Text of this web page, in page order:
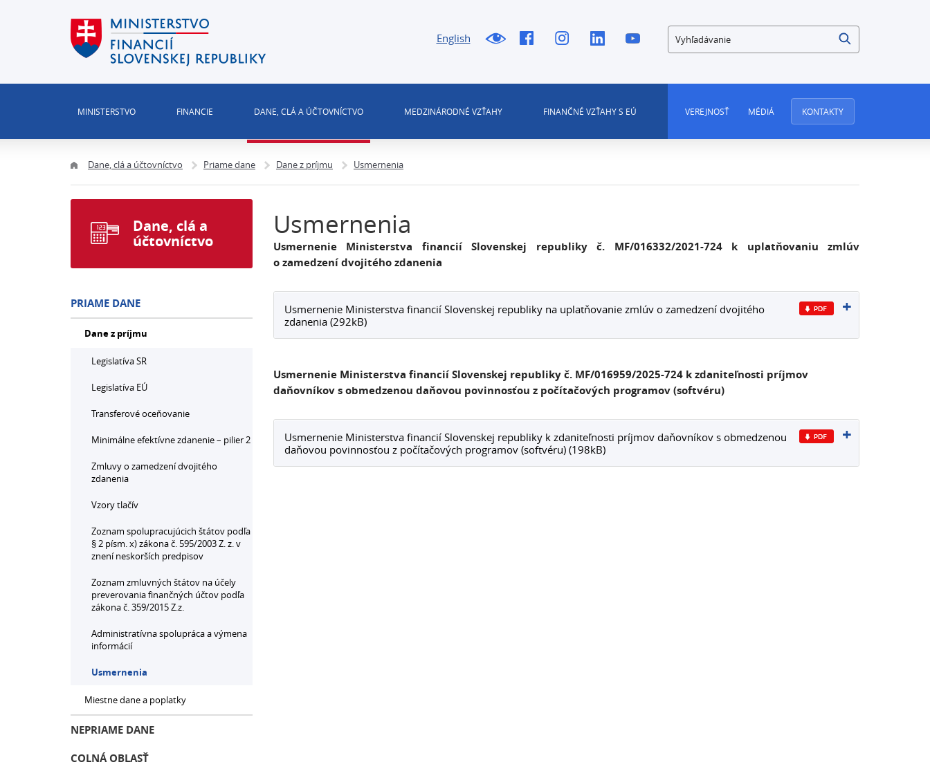
English Vyhľadávanie
MINISTERSTVO FINANCIE DANE, CLÁ A ÚČTOVNÍCTVO MEDZINÁRODNÉ VZŤAHY FINANČNÉ VZŤAHY S EÚ VEREJNOSŤ MÉDIÁ KONTAKTY
Dane, clá a účtovníctvo Priame dane Dane z príjmu Usmernenia
Usmernenia
Usmernenie Ministerstva financií Slovenskej republiky č. MF/016332/2021-724 k uplatňovaniu zmlúv
o zamedzení dvojitého zdanenia
Usmernenie Ministerstva financií Slovenskej republiky na uplatňovanie zmlúv o zamedzení dvojitého
zdanenia (292kB)
Usmernenie Ministerstva financií Slovenskej republiky č. MF/016959/2025-724 k zdaniteľnosti príjmov
daňovníkov s obmedzenou daňovou povinnosťou z počítačových programov (softvéru)
Usmernenie Ministerstva financií Slovenskej republiky k zdaniteľnosti príjmov daňovníkov s obmedzenou
daňovou povinnosťou z počítačových programov (softvéru) (198kB)
Dane, clá a
účtovníctvo
PRIAME DANE
Dane z príjmu
Legislatíva SR
Legislatíva EÚ
Transferové oceňovanie
Minimálne efektívne zdanenie – pilier 2
Zmluvy o zamedzení dvojitého
zdanenia
Vzory tlačív
Zoznam spolupracujúcich štátov podľa
§ 2 písm. x) zákona č. 595/2003 Z. z. v
znení neskorších predpisov
Zoznam zmluvných štátov na účely
preverovania finančných účtov podľa
zákona č. 359/2015 Z.z.
Administratívna spolupráca a výmena
informácií
Usmernenia
Miestne dane a poplatky
NEPRIAME DANE
COLNÁ OBLASŤ